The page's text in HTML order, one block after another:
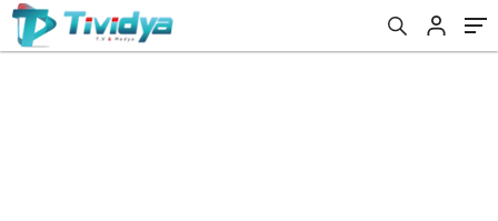
evden
eve
nakliyat